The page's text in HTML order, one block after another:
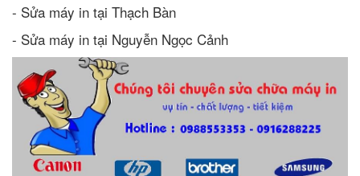
- Sửa máy in tại Thạch Bàn
- Sửa máy in tại Nguyễn Ngọc Cảnh